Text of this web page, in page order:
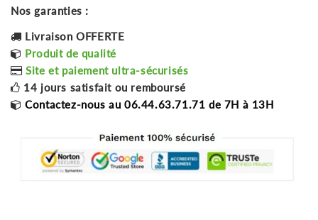
Nos garanties :
Livraison OFFERTE
Produit de qualité
Site et paiement ultra-sécurisés
14 jours satisfait ou remboursé
Contactez-nous au 06.44.63.71.71 de 7H à 13H